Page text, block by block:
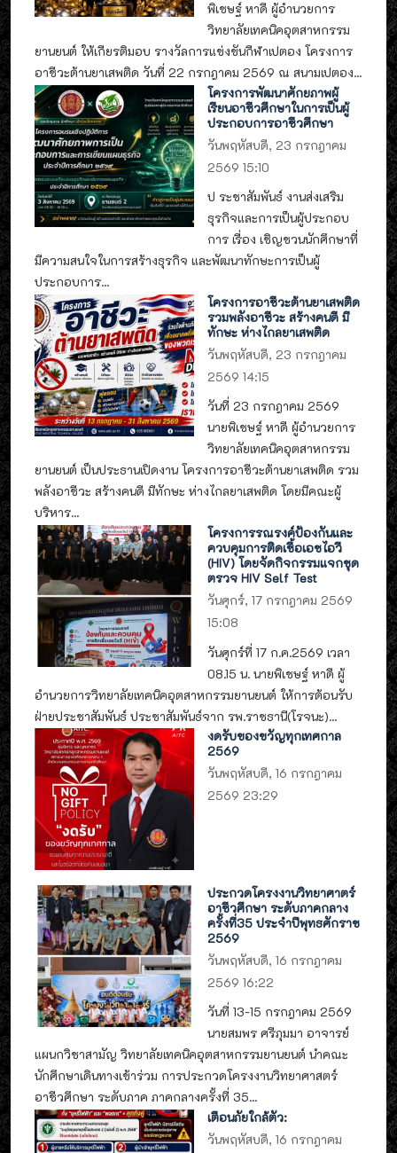
พิเชษฐ์ หาดี ผู้อำนวยการ
วิทยาลัยเทคนิคอุตสาหกรรม
ยานยนต์ ให้เกียรติมอบ รางวัลการแข่งขันกีฬาเปตอง โครงการ
อาชีวะต้านยาเสพติด วันที่ 22 กรกฎาคม 2569 ณ สนามเปตอง...
โครงการพัฒนาศักยภาพผู้
เรียนอาชีวศึกษาในการเป็นผู้
ประกอบการอาชีวศึกษา
วันพฤหัสบดี, 23 กรกฎาคม
2569 15:10
ป ระชาสัมพันธ์ งานส่งเสริม
ธุรกิจและการเป็นผู้ประกอบ
การ เรื่อง เชิญชวนนักศึกษาที่
มีความสนใจในการสร้างธุรกิจ และพัฒนาทักษะการเป็นผู้
ประกอบการ...
โครงการอาชีวะต้านยาเสพติด
รวมพลังอาชีวะ สร้างคนดี มี
ทักษะ ห่างไกลยาเสพติด
วันพฤหัสบดี, 23 กรกฎาคม
2569 14:15
วันที่ 23 กรกฎาคม 2569
นายพิเชษฐ์ หาดี ผู้อำนวยการ
วิทยาลัยเทคนิคอุตสาหกรรม
ยานยนต์ เป็นประธานเปิดงาน โครงการอาชีวะต้านยาเสพติด รวม
พลังอาชีวะ สร้างคนดี มีทักษะ ห่างไกลยาเสพติด โดยมีคณะผู้
บริหาร...
โครงการรณรงค์ป้องกันและ
ควบคุมการติดเชื้อเอชไอวี
(HIV) โดยจัดกิจกรรมแจกชุด
ตรวจ HIV Self Test
วันศุกร์, 17 กรกฎาคม 2569
15:08
วันศุกร์ที่ 17 ก.ค.2569 เวลา
08.15 น. นายพิเชษฐ์ หาดี ผู้
อำนวยการวิทยาลัยเทคนิคอุตสาหกรรมยานยนต์ ให้การต้อนรับ
ฝ่ายประชาสัมพันธ์ ประชาสัมพันธ์จาก รพ.ราชธานี(โรจนะ)...
งดรับของขวัญทุกเทศกาล
2569
วันพฤหัสบดี, 16 กรกฎาคม
2569 23:29
ประกวดโครงงานวิทยาศาตร์
อาชีวศึกษา ระดับภาคกลาง
ครั้งที่35 ประจำปีพุทธศักราช
2569
วันพฤหัสบดี, 16 กรกฎาคม
2569 16:22
วันที่ 13-15 กรกฎาคม 2569
นายสมพร ศรีภุมมา อาจารย์
แผนกวิชาสามัญ วิทยาลัยเทคนิคอุตสาหกรรมยานยนต์ นำคณะ
นักศึกษาเดินทางเข้าร่วม การประกวดโครงงานวิทยาศาสตร์
อาชีวศึกษา ระดับภาค ภาคกลางครั้งที่ 35...
เตือนภัยใกล้ตัว:
วันพฤหัสบดี, 16 กรกฎาคม